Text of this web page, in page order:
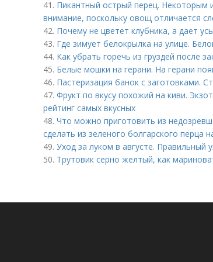
41. Пикантный острый перец. Некоторым
внимание, поскольку овощ отличается
42. Почему не цветет клубника, а дает
43. Где зимует белокрылка на улице.
44. Как убрать горечь из груздей после
45. Белые мошки на герани. На герани
46. Пастеризация банок с заготовками.
47. Фрукт по вкусу похожий на киви.
рейтинг самых вкусных
48. Что можно приготовить из
сделать из зеленого болгарского перца
49. Уход за луком в августе. Правильный
50. Трутовик серно желтый, как